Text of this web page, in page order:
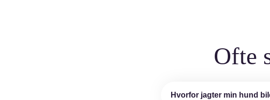
Ofte
Hvorfor jagter min hund